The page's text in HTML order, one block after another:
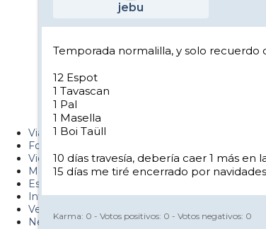
Revista NIX
PUCAF - Blog
Esquiaryviajar.com
Viajes
Fotos
Videos
Material
Esquí Pro
Infonieve
Verano
Nevalog
jebu
Temporada normalilla, y solo recuerdo
12 Espot
1 Tavascan
1 Pal
1 Masella
1 Boi Taüll
10 días travesía, debería caer 1 más en
15 días me tiré encerrado por
Karma: 0 - Votos positivos: 0 - Votos negativos: 0